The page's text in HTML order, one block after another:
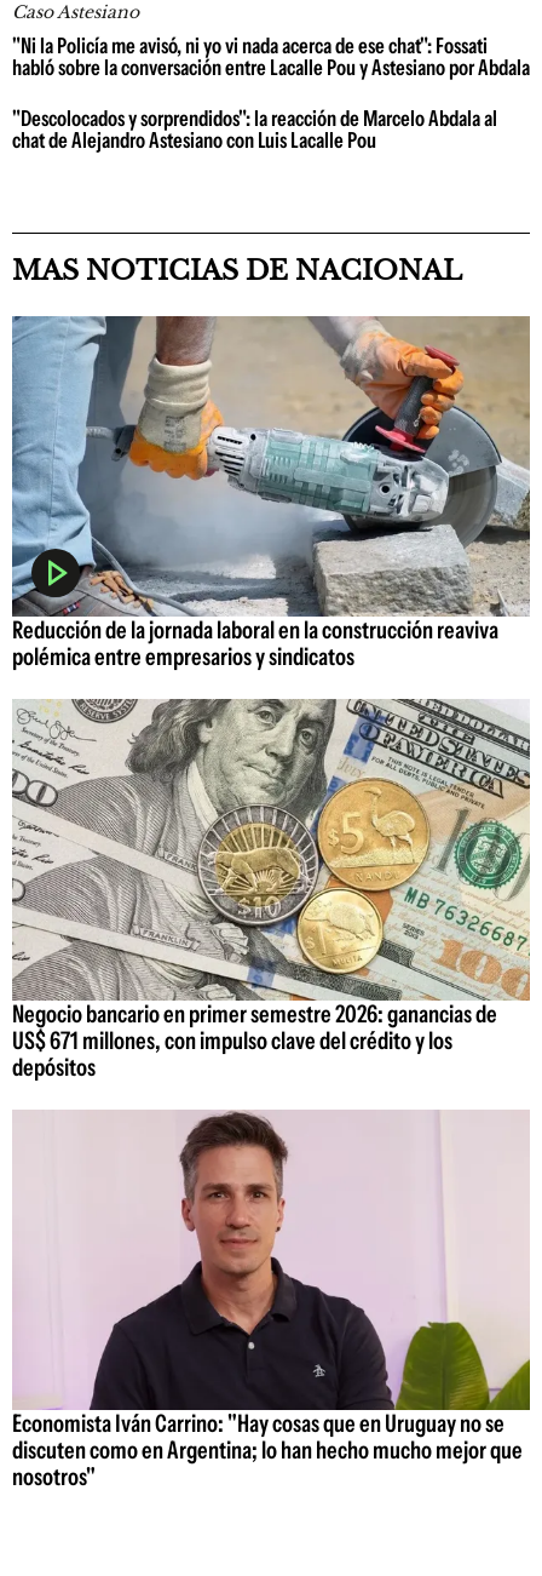
Caso Astesiano
"Ni la Policía me avisó, ni yo vi nada acerca de ese chat": Fossati
habló sobre la conversación entre Lacalle Pou y Astesiano por Abdala
"Descolocados y sorprendidos": la reacción de Marcelo Abdala al
chat de Alejandro Astesiano con Luis Lacalle Pou
MAS NOTICIAS DE NACIONAL
Reducción de la jornada laboral en la construcción reaviva
polémica entre empresarios y sindicatos
Negocio bancario en primer semestre 2026: ganancias de
US$ 671 millones, con impulso clave del crédito y los
depósitos
Economista Iván Carrino: "Hay cosas que en Uruguay no se
discuten como en Argentina; lo han hecho mucho mejor que
nosotros"